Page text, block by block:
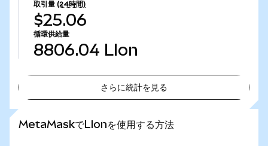
取引量 (24時間)
$25.06
循環供給量
8806.04 LIon
さらに統計を見る
MetaMaskでLIonを使用する方法